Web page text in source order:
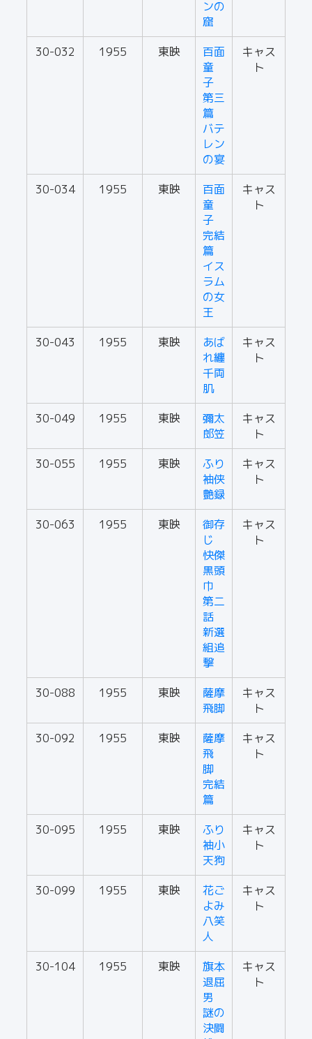
ンの
窟
30-032 1955 東映
百面
童
子
第三
篇
バテ
レン
の宴
キャス
ト
30-034 1955 東映
百面
童
子
完結
篇
イス
ラム
の女
王
キャス
ト
30-043 1955 東映
あば
れ纏
千両
肌
キャス
ト
30-049 1955 東映
彌太
郎笠
キャス
ト
30-055
1955 東映
ふり
袖侠
艶録
キャス
ト
30-063 1955 東映
御存
じ
快傑
黒頭
巾
第二
話
新選
組追
撃
キャス
ト
30-088 1955 東映
薩摩
飛脚
キャス
ト
30-092
1955 東映
薩摩
飛
脚
完結
篇
キャス
ト
30-095 1955 東映
ふり
袖小
天狗
キャス
ト
30-099 1955 東映
花ご
よみ
八笑
人
キャス
ト
30-104 1955 東映
旗本
退屈
男
謎の
決闘
キャス
ト